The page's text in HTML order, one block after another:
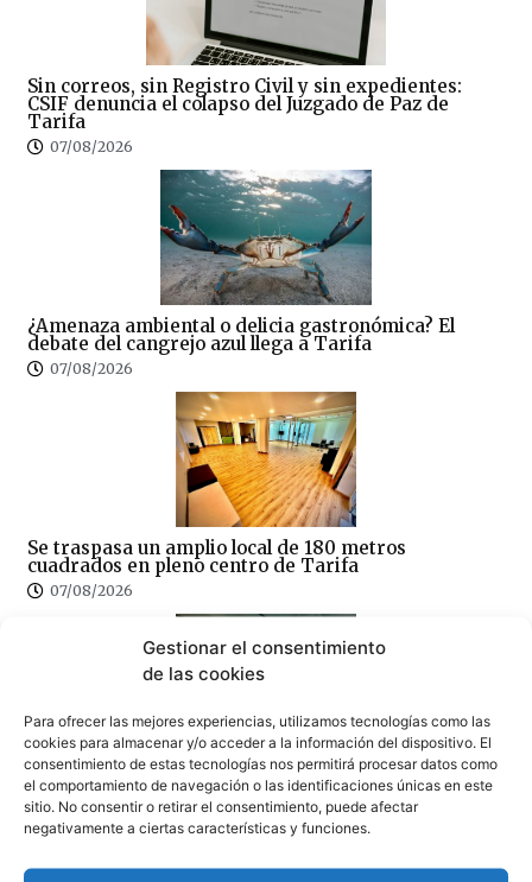
Gestionar el consentimiento
de las cookies
Para ofrecer las mejores experiencias, utilizamos tecnologías como las
cookies para almacenar y/o acceder a la información del dispositivo. El
consentimiento de estas tecnologías nos permitirá procesar datos como
el comportamiento de navegación o las identificaciones únicas en este
sitio. No consentir o retirar el consentimiento, puede afectar
negativamente a ciertas características y funciones.
Sin correos, sin Registro Civil y sin expedientes:
CSIF denuncia el colapso del Juzgado de Paz de
Tarifa
07/08/2026
¿Amenaza ambiental o delicia gastronómica? El
debate del cangrejo azul llega a Tarifa
07/08/2026
Se traspasa un amplio local de 180 metros
cuadrados en pleno centro de Tarifa
07/08/2026
La piscina de Tarifa suspende temporalmente su
actividad por obras de mejora
07/08/2026